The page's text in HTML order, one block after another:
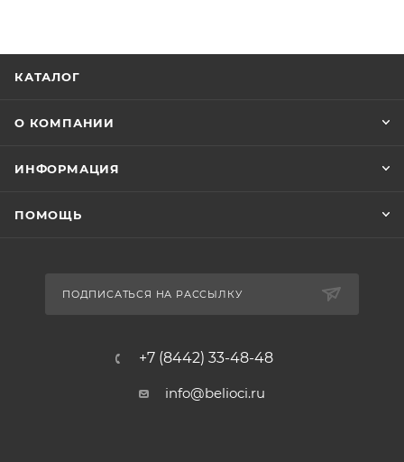
КАТАЛОГ
О КОМПАНИИ
ИНФОРМАЦИЯ
ПОМОЩЬ
ПОДПИСАТЬСЯ НА РАССЫЛКУ
+7 (8442) 33-48-48
info@belioci.ru